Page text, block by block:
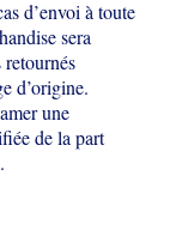
d’envoi àtoute
sera
d’origine.
une
de la part